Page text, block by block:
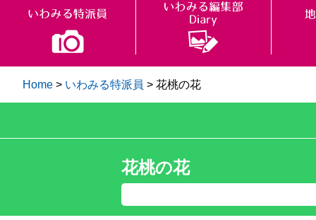
Home > いわみる特派員 > 花桃の花
花桃の花